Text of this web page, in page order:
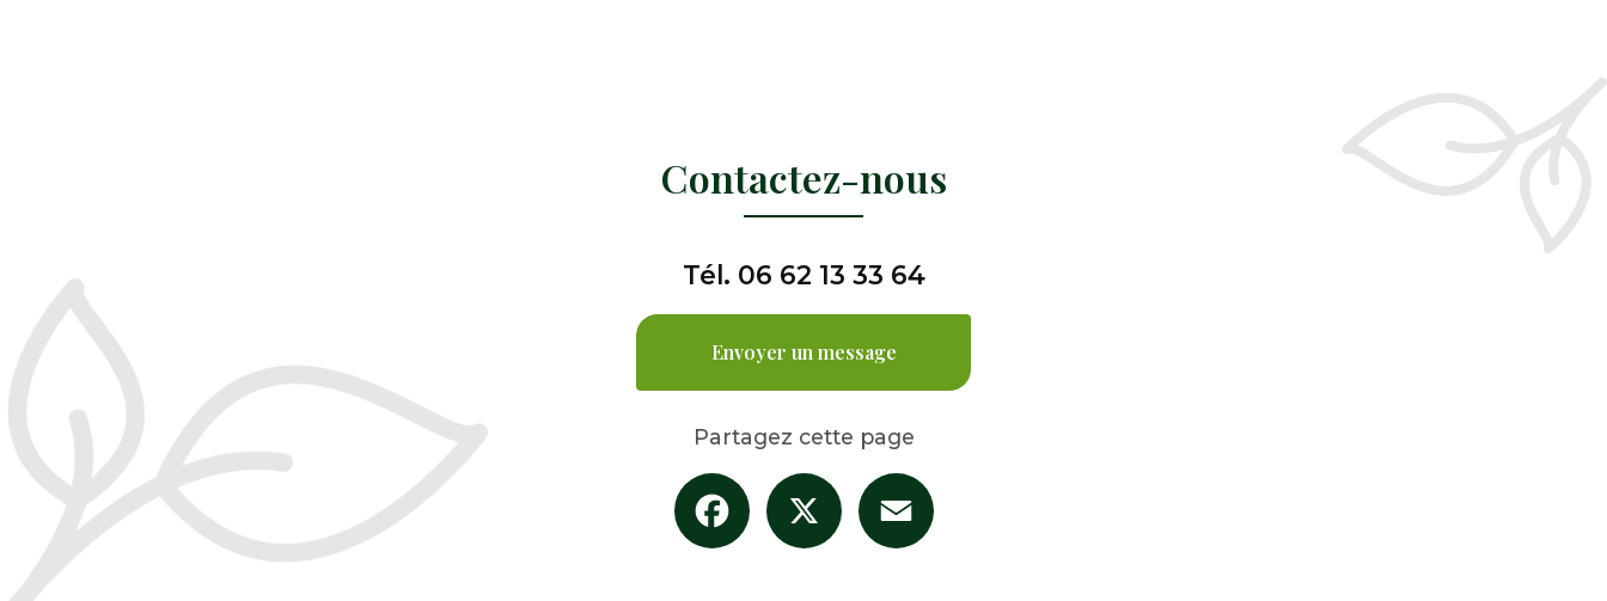
Contactez-nous
Tél. 06 62 13 33 64
Envoyer un message
Partagez cette page
Facebook